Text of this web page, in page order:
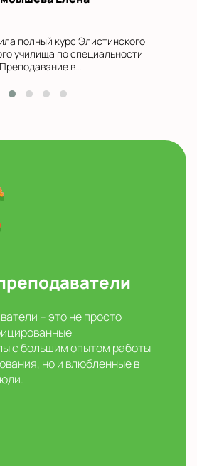
полный курс Элистинского
училища по специальности
в...
– это не просто
с большим опытом работы
но и влюбленные в